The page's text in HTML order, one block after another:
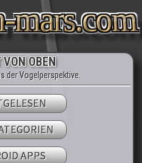
mars.com
VON OBEN
der Vogelperspektive.
APPS